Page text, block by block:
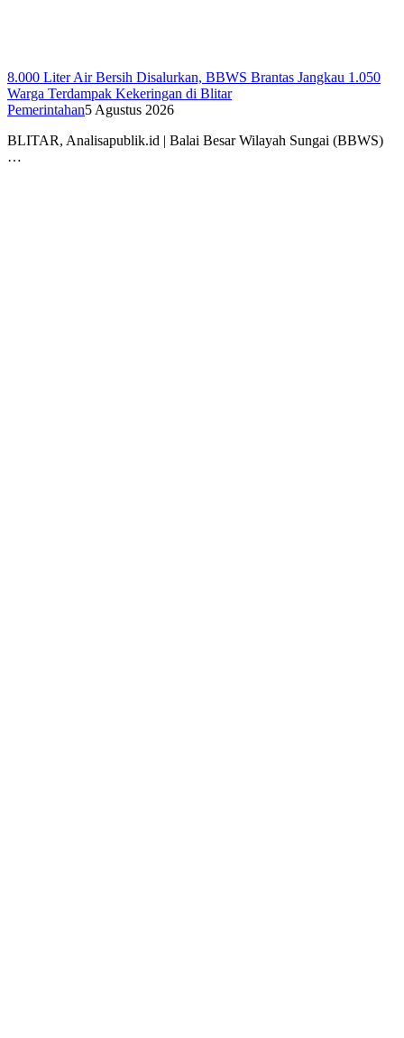
8.000 Liter Air Bersih Disalurkan, BBWS Brantas Jangkau 1.050
Warga Terdampak Kekeringan di Blitar
Pemerintahan5 Agustus 2026
BLITAR, Analisapublik.id | Balai Besar Wilayah Sungai (BBWS)
…